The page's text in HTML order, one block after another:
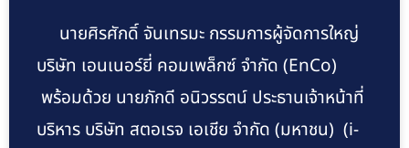
นายศิรศักดิ์ จันเทรมะ กรรมการผู้จัดการใหญ่
บริษัท เอนเนอร์ยี่ คอมเพล็กซ์ จำกัด (EnCo)
พร้อมด้วย นายภักดี อนิวรรตน์ ประธานเจ้าหน้าที่
บริหาร บริษัท สตอเรจ เอเชีย จำกัด (มหาชน) (i-